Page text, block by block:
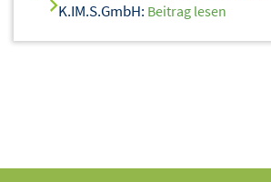
K.IM.S.GmbH: Beitrag lesen